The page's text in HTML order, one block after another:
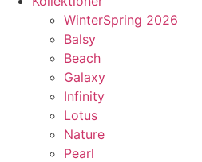
WinterSpring 2026
Balsy
Beach
Galaxy
Infinity
Lotus
Nature
Pearl